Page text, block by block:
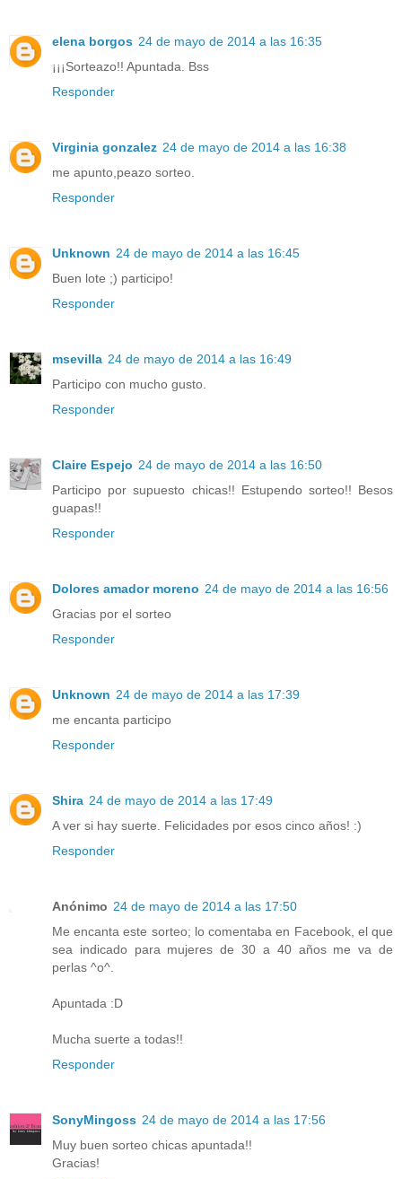
elena borgos 24 de mayo de 2014 a las 16:35
¡¡¡Sorteazo!! Apuntada. Bss
Responder
Virginia gonzalez 24 de mayo de 2014 a las 16:38
me apunto,peazo sorteo.
Responder
Unknown 24 de mayo de 2014 a las 16:45
Buen lote ;) participo!
Responder
msevilla 24 de mayo de 2014 a las 16:49
Participo con mucho gusto.
Responder
Claire Espejo 24 de mayo de 2014 a las 16:50
Participo por supuesto chicas!! Estupendo sorteo!! Besos
guapas!!
Responder
Dolores amador moreno 24 de mayo de 2014 a las 16:56
Gracias por el sorteo
Responder
Unknown 24 de mayo de 2014 a las 17:39
me encanta participo
Responder
Shira 24 de mayo de 2014 a las 17:49
A ver si hay suerte. Felicidades por esos cinco años! :)
Responder
Anónimo 24 de mayo de 2014 a las 17:50
Me encanta este sorteo; lo comentaba en Facebook, el que
sea indicado para mujeres de 30 a 40 años me va de
perlas ^o^.
Apuntada :D
Mucha suerte a todas!!
Responder
SonyMingoss 24 de mayo de 2014 a las 17:56
Muy buen sorteo chicas apuntada!!
Gracias!